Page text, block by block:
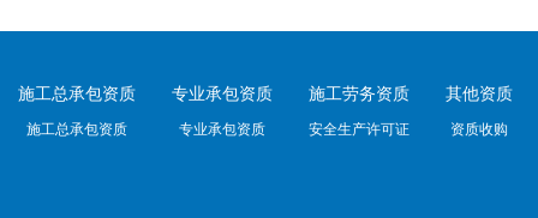
施工总承包资质
施工总承包资质
专业承包资质
专业承包资质
施工劳务资质
安全生产许可证
其他资质
资质收购